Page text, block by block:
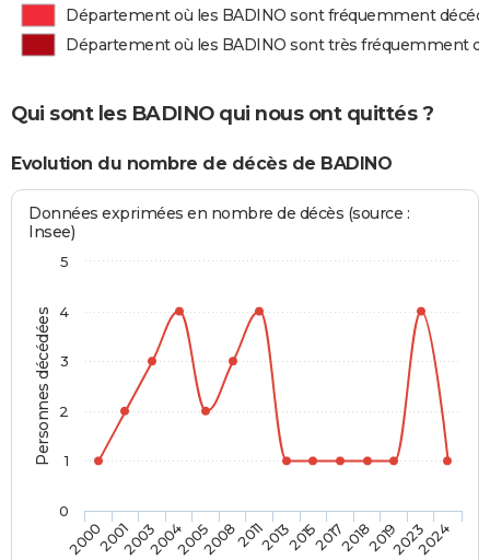
Département où les BADINO sont fréquemment
Département où les BADINO sont très fréquemment
Qui sont les BADINO qui nous ont quittés ?
Evolution du nombre de décès de BADINO
Personnes décédées
Données exprimées en nombre de décès (source :
Insee)
20002001200320042005200820112013201520172018201920232024
0
1
2
3
4
5